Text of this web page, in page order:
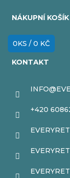
NÁKUPNÍ KOŠÍK
0KS / 0 KČ
KONTAKT
INFO@
+420